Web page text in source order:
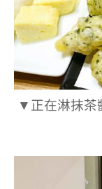
▼正在淋抹茶